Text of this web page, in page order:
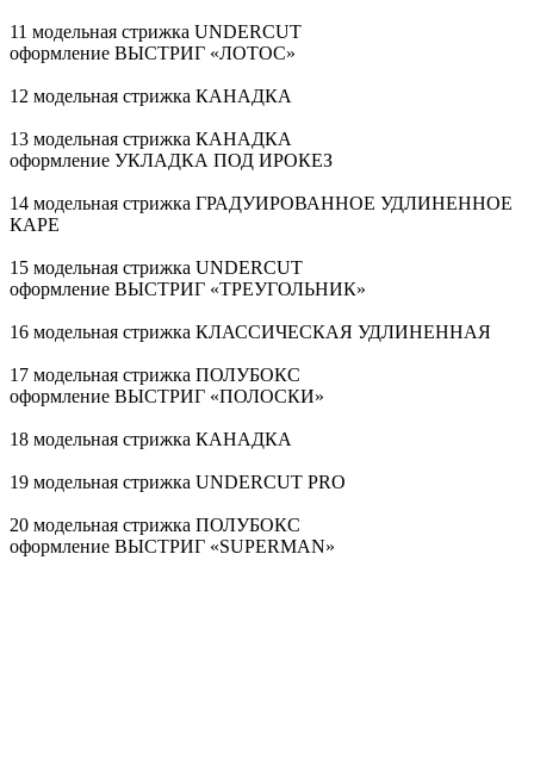
11 модельная стрижка UNDERCUT
оформление ВЫСТРИГ «ЛОТОС»
12 модельная стрижка КАНАДКА
13 модельная стрижка КАНАДКА
оформление УКЛАДКА ПОД ИРОКЕЗ
14 модельная стрижка ГРАДУИРОВАННОЕ УДЛИНЕННОЕ
КАРЕ
15 модельная стрижка UNDERCUT
оформление ВЫСТРИГ «ТРЕУГОЛЬНИК»
16 модельная стрижка КЛАССИЧЕСКАЯ УДЛИНЕННАЯ
17 модельная стрижка ПОЛУБОКС
оформление ВЫСТРИГ «ПОЛОСКИ»
18 модельная стрижка КАНАДКА
19 модельная стрижка UNDERCUT PRO
20 модельная стрижка ПОЛУБОКС
оформление ВЫСТРИГ «SUPERMAN»